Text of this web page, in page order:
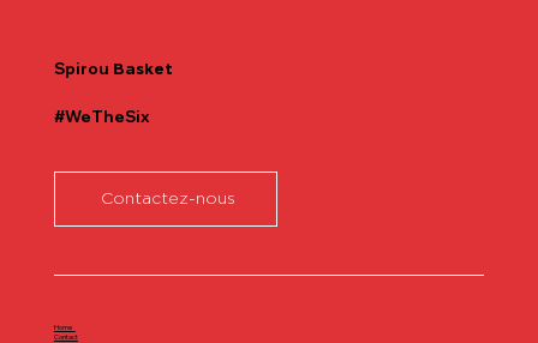
Spirou Basket
#WeTheSix
Contactez-nous
Home
Contact